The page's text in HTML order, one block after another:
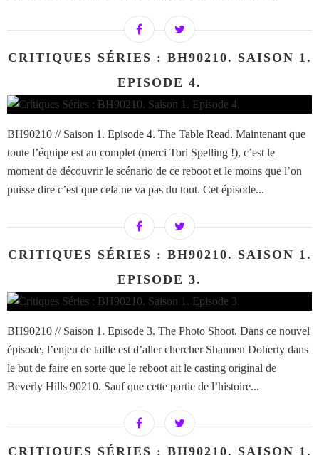
CRITIQUES SÉRIES : BH90210. SAISON 1.
EPISODE 4.
BH90210 // Saison 1. Episode 4. The Table Read. Maintenant que
toute l’équipe est au complet (merci Tori Spelling !), c’est le
moment de découvrir le scénario de ce reboot et le moins que l’on
puisse dire c’est que cela ne va pas du tout. Cet épisode...
CRITIQUES SÉRIES : BH90210. SAISON 1.
EPISODE 3.
BH90210 // Saison 1. Episode 3. The Photo Shoot. Dans ce nouvel
épisode, l’enjeu de taille est d’aller chercher Shannen Doherty dans
le but de faire en sorte que le reboot ait le casting original de
Beverly Hills 90210. Sauf que cette partie de l’histoire...
CRITIQUES SÉRIES : BH90210. SAISON 1.